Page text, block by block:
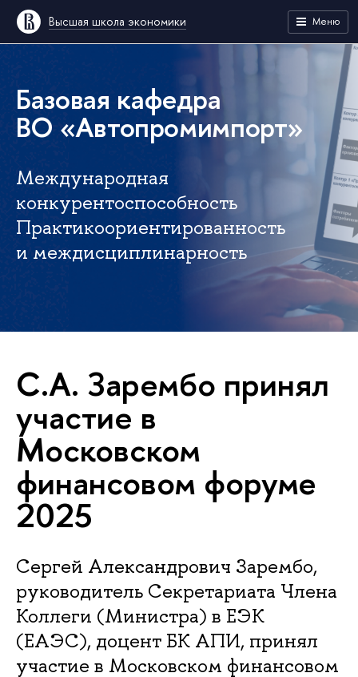
Высшая школа экономики Меню
Базовая кафедра
ВО «Автопромимпорт»
Международная
конкурентоспособность
Практикоориентированность
и междисциплинарность
С.А. Зарембо принял
участие в
Московском
финансовом форуме
2025
Сергей Александрович Зарембо,
руководитель Секретариата Члена
Коллеги (Министра) в ЕЭК
(ЕАЭС), доцент БК АПИ, принял
участие в Московском финансовом